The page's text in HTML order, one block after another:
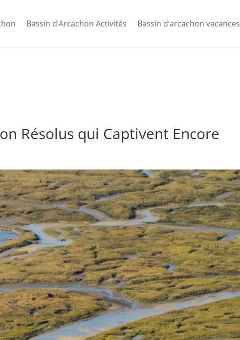
Bassin d’Arcachon Activités Bassin d’arcachon vacances
Résolus qui Captivent Encore